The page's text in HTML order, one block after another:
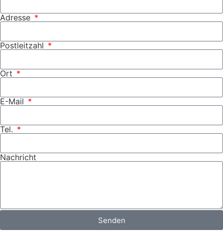
Adresse
Postleitzahl
Ort
E-Mail
Tel.
Nachricht
Senden